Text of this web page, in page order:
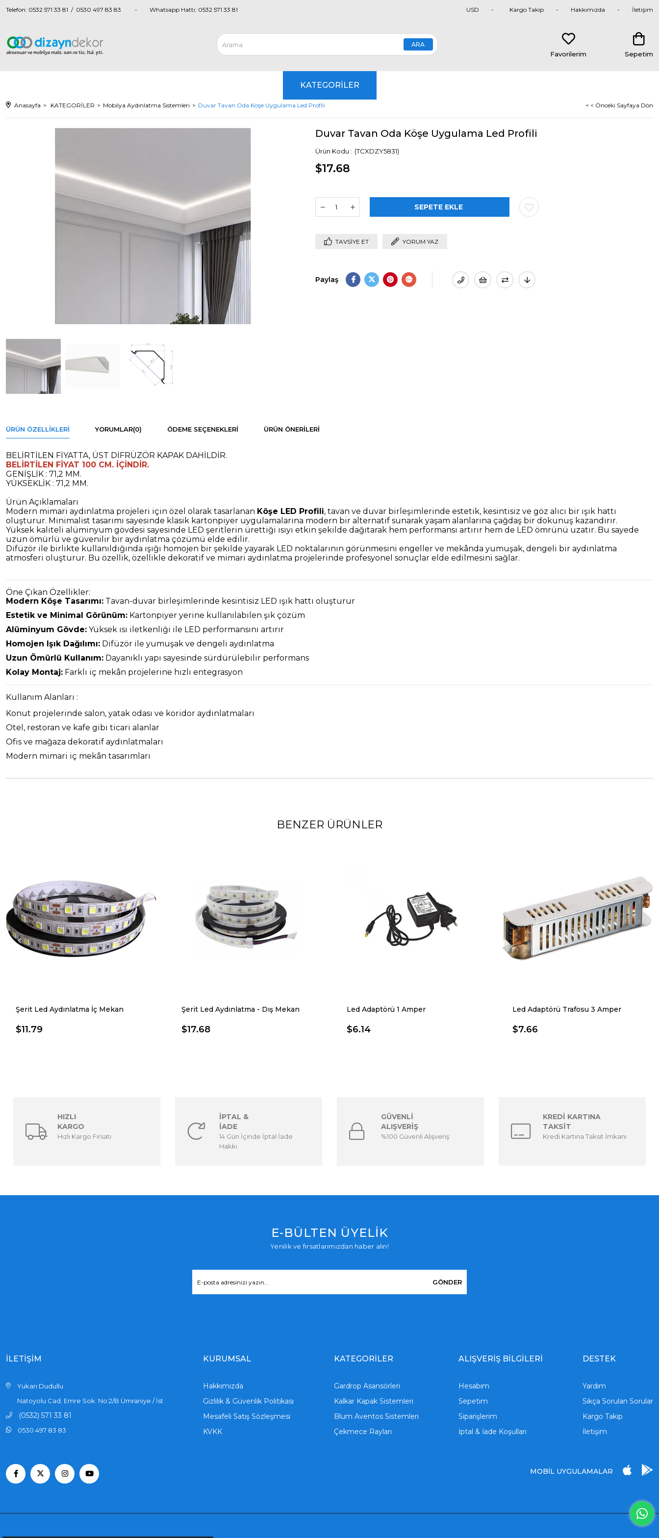
Telefon: 0532 571 33 81 / 0530 497 83 83 Whatsapp Hattı: 0532 571 33 81 Kargo Takip Hakkımızda İletişim
USD
Sepetim
Favorilerim
KATEGORİLER
Anasayfa KATEGORİLER Mobilya Aydınlatma Sistemleri Duvar Tavan Oda Köşe Uygulama Led Profili < < Önceki Sayfaya Dön
Duvar Tavan Oda Köşe Uygulama Led Profili
(TCXDZY5831)
$17.68
TAVSIYE ET YORUM YAZ
Paylaş
ÜRÜN ÖZELLIKLERI YORUMLAR(0) ÖDEME SEÇENEKLERI ÜRÜN ÖNERILERI
BELİRTİLEN FİYATTA, ÜST DİFRÜZÖR KAPAK DAHİLDİR.
BELİRTİLEN FİYAT 100 CM. İÇİNDİR.
GENİŞLİK : 71,2 MM.
YÜKSEKLİK : 71,2 MM.
Ürün Açıklamaları
Modern mimari aydınlatma projeleri için özel olarak tasarlanan Köşe LED Profili, tavan ve duvar birleşimlerinde estetik, kesintisiz ve göz alıcı bir ışık hattı
oluşturur. Minimalist tasarımı sayesinde klasik kartonpiyer uygulamalarına modern bir alternatif sunarak yaşam alanlarına çağdaş bir dokunuş kazandırır.
Yüksek kaliteli alüminyum gövdesi sayesinde LED şeritlerin ürettiği ısıyı etkin şekilde dağıtarak hem performansı artırır hem de LED ömrünü uzatır. Bu sayede
uzun ömürlü ve güvenilir bir aydınlatma çözümü elde edilir.
Difüzör ile birlikte kullanıldığında ışığı homojen bir şekilde yayarak LED noktalarının görünmesini engeller ve mekânda yumuşak, dengeli bir aydınlatma
atmosferi oluşturur. Bu özellik, özellikle dekoratif ve mimari aydınlatma projelerinde profesyonel sonuçlar elde edilmesini sağlar.
Öne Çıkan Özellikler:
Modern Köşe Tasarımı: Tavan-duvar birleşimlerinde kesintisiz LED ışık hattı oluşturur
Estetik ve Minimal Görünüm: Kartonpiyer yerine kullanılabilen şık çözüm
Alüminyum Gövde: Yüksek ısı iletkenliği ile LED performansını artırır
Homojen Işık Dağılımı: Difüzör ile yumuşak ve dengeli aydınlatma
Uzun Ömürlü Kullanım: Dayanıklı yapı sayesinde sürdürülebilir performans
Kolay Montaj: Farklı iç mekân projelerine hızlı entegrasyon
Kullanım Alanları :
Konut projelerinde salon, yatak odası ve koridor aydınlatmaları
Otel, restoran ve kafe gibi ticari alanlar
Ofis ve mağaza dekoratif aydınlatmaları
Modern mimari iç mekân tasarımları
BENZER ÜRÜNLER
Şerit Led Aydınlatma İç Mekan
$11.79
Şerit Led Aydınlatma - Dış Mekan
$17.68
Led Adaptörü 1 Amper
$6.14
Led Adaptörü Trafosu 3 Amper
$7.66
HIZLI
KARGO
Hızlı Kargo Fırsatı
İPTAL &
İADE
14 Gün İçinde İptal İade
Hakkı
GÜVENLİ
ALIŞVERİŞ
%100 Güvenli Alışveriş
KREDİ KARTINA
TAKSİT
Kredi Kartına Taksit İmkanı
E-BÜLTEN ÜYELİK
Yenilik ve fırsatlarımızdan haber alın!
GÖNDER
İLETİŞİM
Yukarı Dudullu
Natoyolu Cad. Emre Sok. No:2/B Ümraniye / İst
(0532) 571 33 81
0530 497 83 83
KURUMSAL
Hakkımızda
Gizlilik & Güvenlik Politikası
Mesafeli Satış Sözleşmesi
KVKK
KATEGORİLER
Gardrop Asansörleri
Kalkar Kapak Sistemleri
Blum Aventos Sistemleri
Çekmece Rayları
ALIŞVERİŞ BİLGİLERİ
Hesabım
Sepetim
Siparişlerim
İptal & İade Koşulları
DESTEK
Yardım
Sıkça Sorulan Sorular
Kargo Takip
İletişim
MOBİL UYGULAMALAR